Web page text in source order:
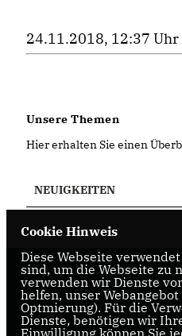
24.11.2018, 12:37 Uhr
Unsere Themen
Hier erhalten Sie einen
NEUIGKEITEN
Homepage des CDU
Cookie Hinweis
Diese Webseite
sind, um die Webseite zu
verwenden wir Dienste
helfen, unser
Optmierung). Für die
Dienste, benötigen wir
Einwilligung können Sie